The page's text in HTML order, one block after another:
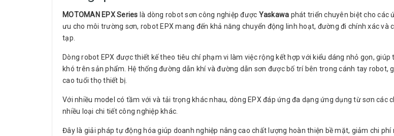
MOTOMAN EPX Series là dòng robot sơn công nghiệp được Yaskawa phát triển chuyên biệt cho các
ưu cho môi trường sơn, robot EPX mang đến khả năng chuyển động linh hoạt, đường đi chính xác
tạp.
Dòng robot EPX được thiết kế theo tiêu chí phạm vi làm việc rộng kết hợp với kiểu dáng nhỏ gọn,
khó trên sản phẩm. Hệ thống đường dẫn khí và đường dẫn sơn được bố trí bên trong cánh tay robot,
cao tuổi thọ thiết bị.
Với nhiều model có tầm với và tải trọng khác nhau, dòng EPX đáp ứng đa dạng ứng dụng từ sơn các
nhiều loại chi tiết công nghiệp khác.
Đây là giải pháp tự động hóa giúp doanh nghiệp nâng cao chất lượng hoàn thiện bề mặt, giảm chi